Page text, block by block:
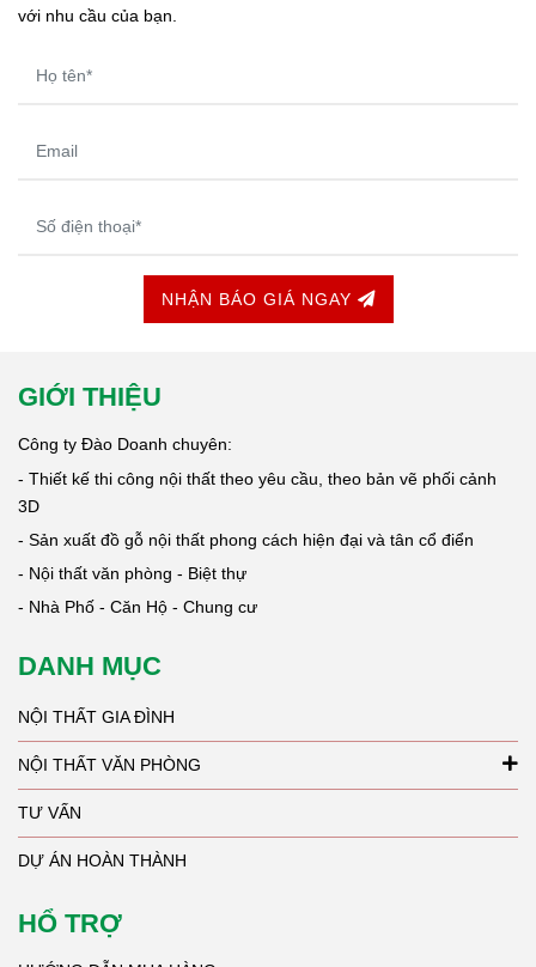
với nhu cầu của bạn.
NHẬN BÁO GIÁ NGAY
GIỚI THIỆU
Công ty Đào Doanh chuyên:
- Thiết kế thi công nội thất theo yêu cầu, theo bản vẽ phối cảnh
3D
- Sản xuất đồ gỗ nội thất phong cách hiện đại và tân cổ điển
- Nội thất văn phòng - Biệt thự
- Nhà Phố - Căn Hộ - Chung cư
DANH MỤC
NỘI THẤT GIA ĐÌNH
NỘI THẤT VĂN PHÒNG
TƯ VẤN
DỰ ÁN HOÀN THÀNH
HỔ TRỢ